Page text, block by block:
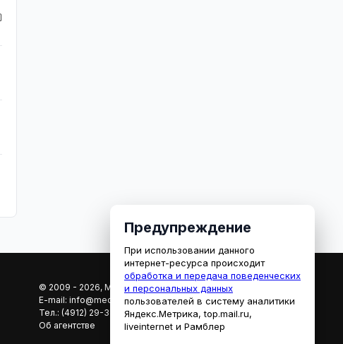
© 2009 - 2026, МЕДИАРЯЗАНЬ
E-mail: info@mediaryazan.ru,reklama@mediaryazan.ru
Тел.: (4912) 29-33-66
Об агентстве
Предупреждение
При использовании данного
интернет-ресурса происходит
обработка и передача поведенческих
и персональных данных
пользователей в систему аналитики
Яндекс.Метрика, top.mail.ru,
liveinternet и Рамблер